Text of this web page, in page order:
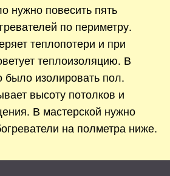
нужно повесить пять
по периметру.
теплопотери и при
теплоизоляцию. В
было изолировать пол.
высоту потолков и
В мастерской нужно
на полметра ниже.